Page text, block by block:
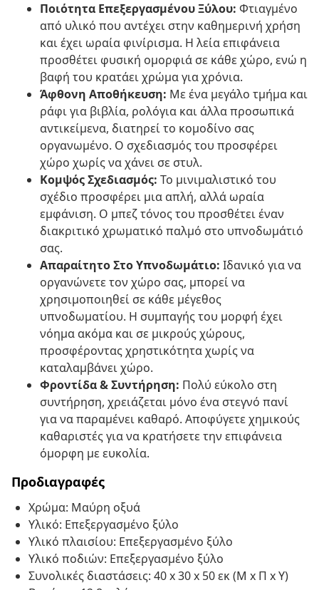
Ποιότητα Επεξεργασμένου Ξύλου: Φτιαγμένο
από υλικό που αντέχει στην καθημερινή χρήση
και έχει ωραία φινίρισμα. Η λεία επιφάνεια
προσθέτει φυσική ομορφιά σε κάθε χώρο, ενώ η
βαφή του κρατάει χρώμα για χρόνια.
Άφθονη Αποθήκευση: Με ένα μεγάλο τμήμα και
ράφι για βιβλία, ρολόγια και άλλα προσωπικά
αντικείμενα, διατηρεί το κομοδίνο σας
οργανωμένο. Ο σχεδιασμός του προσφέρει
χώρο χωρίς να χάνει σε στυλ.
Κομψός Σχεδιασμός: Το μινιμαλιστικό του
σχέδιο προσφέρει μια απλή, αλλά ωραία
εμφάνιση. Ο μπεζ τόνος του προσθέτει έναν
διακριτικό χρωματικό παλμό στο υπνοδωμάτιό
σας.
Απαραίτητο Στο Υπνοδωμάτιο: Ιδανικό για να
οργανώνετε τον χώρο σας, μπορεί να
χρησιμοποιηθεί σε κάθε μέγεθος
υπνοδωματίου. Η συμπαγής του μορφή έχει
νόημα ακόμα και σε μικρούς χώρους,
προσφέροντας χρηστικότητα χωρίς να
καταλαμβάνει χώρο.
Φροντίδα & Συντήρηση: Πολύ εύκολο στη
συντήρηση, χρειάζεται μόνο ένα στεγνό πανί
για να παραμένει καθαρό. Αποφύγετε χημικούς
καθαριστές για να κρατήσετε την επιφάνεια
όμορφη με ευκολία.
Προδιαγραφές
Χρώμα: Μαύρη οξυά
Υλικό: Επεξεργασμένο ξύλο
Υλικό πλαισίου: Επεξεργασμένο ξύλο
Υλικό ποδιών: Επεξεργασμένο ξύλο
Συνολικές διαστάσεις: 40 x 30 x 50 εκ (Μ x Π x Υ)